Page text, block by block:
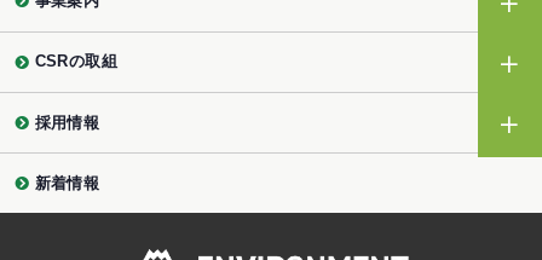
CSRの取組
採用情報
新着情報